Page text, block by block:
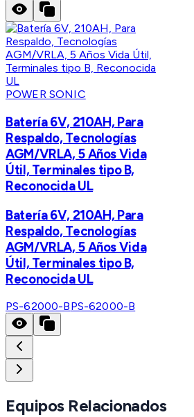
POWER SONIC
Batería 6V, 210AH, Para
Respaldo, Tecnologías
AGM/VRLA, 5 Años Vida
Útil, Terminales tipo B,
Reconocida UL
Batería 6V, 210AH, Para
Respaldo, Tecnologías
AGM/VRLA, 5 Años Vida
Útil, Terminales tipo B,
Reconocida UL
PS-62000-BPS-62000-B
Equipos Relacionados